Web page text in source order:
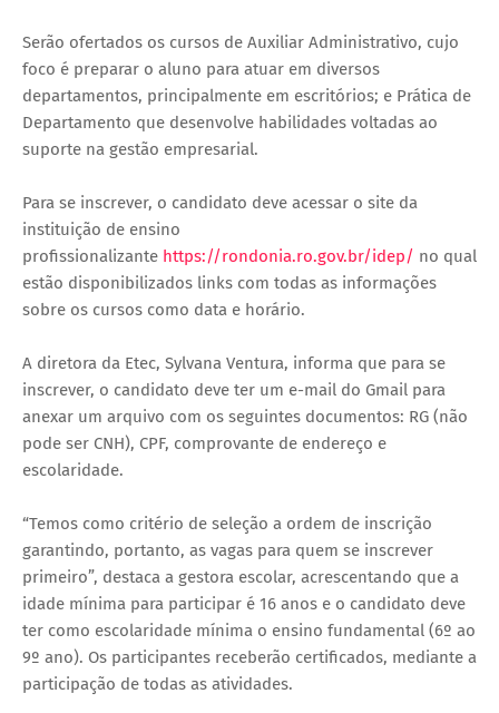
Serão ofertados os cursos de Auxiliar Administrativo, cujo
foco é preparar o aluno para atuar em diversos
departamentos, principalmente em escritórios; e Prática de
Departamento que desenvolve habilidades voltadas ao
suporte na gestão empresarial.
Para se inscrever, o candidato deve acessar o site da
instituição de ensino
profissionalizante https://rondonia.ro.gov.br/idep/ no qual
estão disponibilizados links com todas as informações
sobre os cursos como data e horário.
A diretora da Etec, Sylvana Ventura, informa que para se
inscrever, o candidato deve ter um e-mail do Gmail para
anexar um arquivo com os seguintes documentos: RG (não
pode ser CNH), CPF, comprovante de endereço e
escolaridade.
“Temos como critério de seleção a ordem de inscrição
garantindo, portanto, as vagas para quem se inscrever
primeiro”, destaca a gestora escolar, acrescentando que a
idade mínima para participar é 16 anos e o candidato deve
ter como escolaridade mínima o ensino fundamental (6º ao
9º ano). Os participantes receberão certificados, mediante a
participação de todas as atividades.